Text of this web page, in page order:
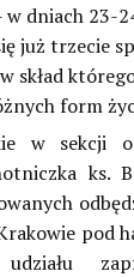
dniach 23-
już trzecie
skład
form
w sekcji
ks.
pod